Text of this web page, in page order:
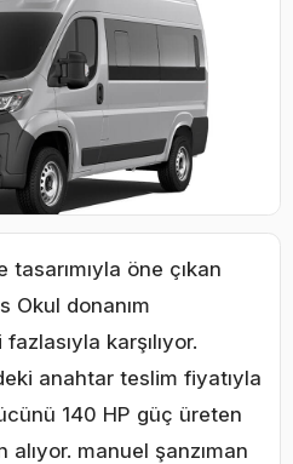
öne çıkan
Okul donanım
karşılıyor.
anahtar teslim fiyatıyla
140 HP güç üreten
manuel şanzıman